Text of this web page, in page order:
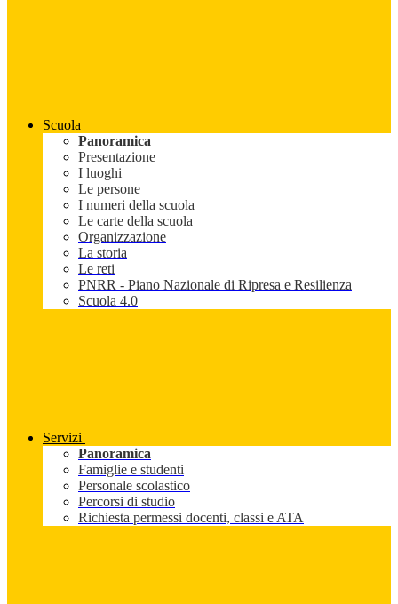
Scuola
Panoramica
Presentazione
I luoghi
Le persone
I numeri della scuola
Le carte della scuola
Organizzazione
La storia
Le reti
PNRR - Piano Nazionale di Ripresa e Resilienza
Scuola 4.0
Servizi
Panoramica
Famiglie e studenti
Personale scolastico
Percorsi di studio
Richiesta permessi docenti, classi e ATA